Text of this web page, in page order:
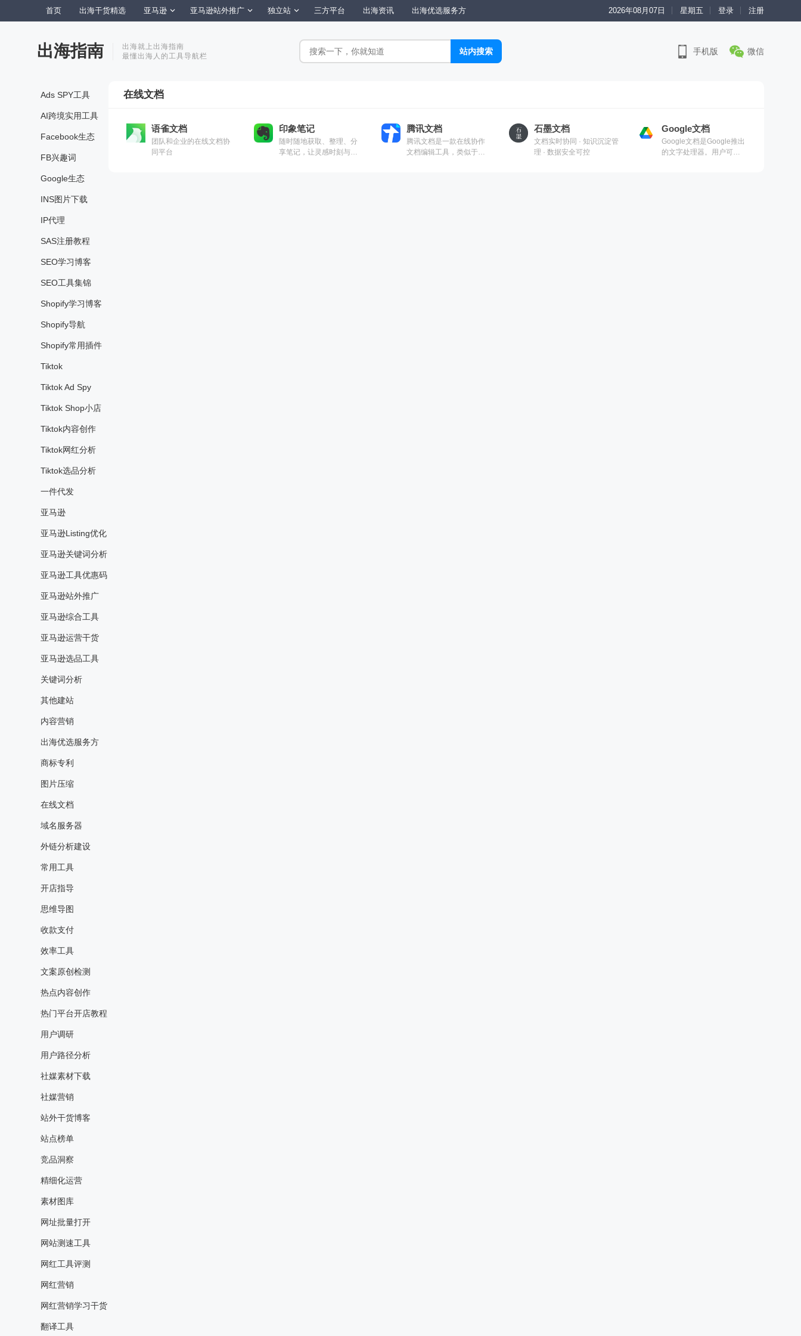
首页 出海干货精选 亚马逊 亚马逊站外推广 独立站 三方平台 出海资讯 出海优选服务方 2026年08月07日 星期五 登录 注册
出海指南
出海就上出海指南
最懂出海人的工具导航栏
手机版 微信
Ads SPY工具
AI跨境实用工具
Facebook生态
FB兴趣词
Google生态
INS图片下载
IP代理
SAS注册教程
SEO学习博客
SEO工具集锦
Shopify学习博客
Shopify导航
Shopify常用插件
Tiktok
Tiktok Ad Spy
Tiktok Shop小店
Tiktok内容创作
Tiktok网红分析
Tiktok选品分析
一件代发
亚马逊
亚马逊Listing优化
亚马逊关键词分析
亚马逊工具优惠码
亚马逊站外推广
亚马逊综合工具
亚马逊运营干货
亚马逊选品工具
关键词分析
其他建站
内容营销
出海优选服务方
商标专利
图片压缩
在线文档
域名服务器
外链分析建设
常用工具
开店指导
思维导图
收款支付
效率工具
文案原创检测
热点内容创作
热门平台开店教程
用户调研
用户路径分析
社媒素材下载
社媒营销
站外干货博客
站点榜单
竞品洞察
精细化运营
素材图库
网址批量打开
网站测速工具
网红工具评测
网红营销
网红营销学习干货
翻译工具
在线文档
语雀文档
团队和企业的在线文档协
同平台
印象笔记
随时随地获取、整理、分
享笔记，让灵感时刻与你
腾讯文档
腾讯文档是一款在线协作
文档编辑工具，类似于
石墨文档
文档实时协同 · 知识沉淀管
理 · 数据安全可控
Google文档
Google文档是Google推出
的文字处理器。用户可在